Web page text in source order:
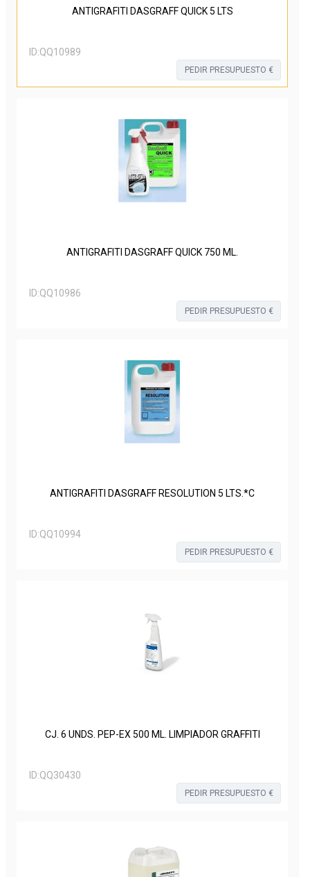
ANTIGRAFITI DASGRAFF QUICK 5 LTS
ID:QQ10989
PEDIR PRESUPUESTO €
ANTIGRAFITI DASGRAFF QUICK 750 ML.
ID:QQ10986
PEDIR PRESUPUESTO €
ANTIGRAFITI DASGRAFF RESOLUTION 5 LTS.*C
ID:QQ10994
PEDIR PRESUPUESTO €
CJ. 6 UNDS. PEP-EX 500 ML. LIMPIADOR GRAFFITI
ID:QQ30430
PEDIR PRESUPUESTO €